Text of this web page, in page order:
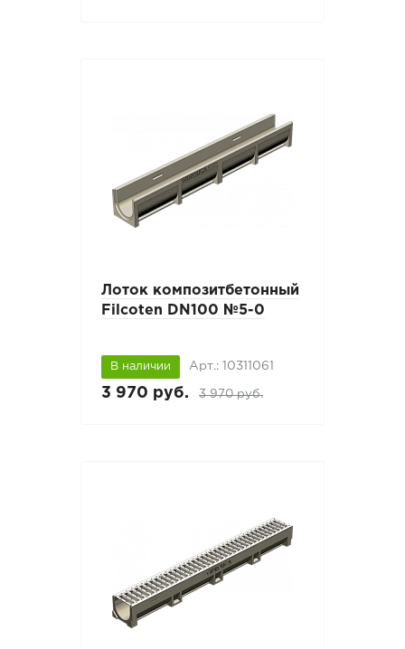
Лоток композитбетонный
Filcoten DN100 №5-0
В наличии Арт.: 10311061
3 970 руб. 3 970 руб.